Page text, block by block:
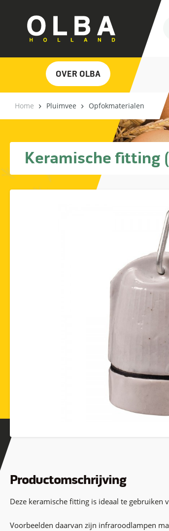
OVER OLBA
Home Pluimvee Opfokmaterialen
Keramische fitting
Productomschrijving
Deze keramische fitting is ideaal te gebruiken
Voorbeelden daarvan zijn infraroodlampen